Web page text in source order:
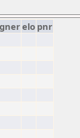
elo pnr